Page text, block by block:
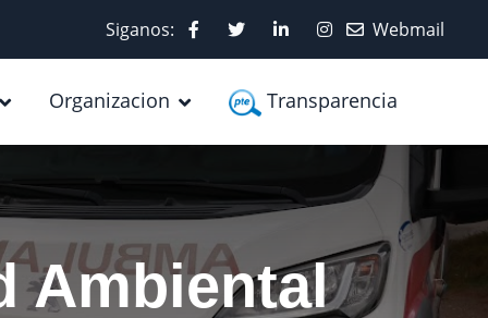
Siganos: Webmail
Organizacion Transparencia
Ambiental